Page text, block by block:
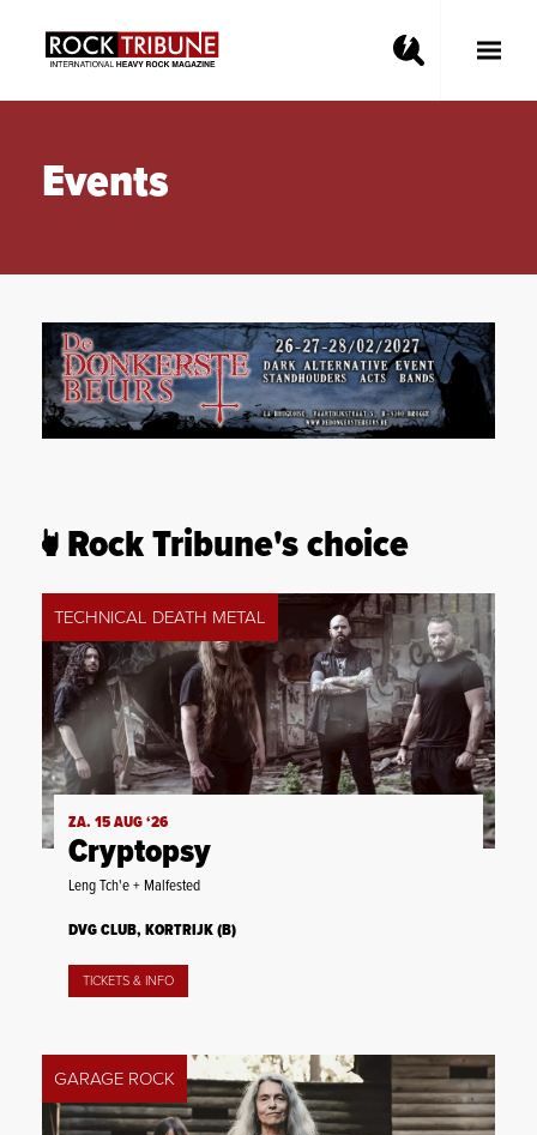
Toggle
Events
Rock Tribune's choice
TECHNICAL DEATH METAL
ZA. 15 AUG ‘26
Cryptopsy
Leng Tch'e + Malfested
DVG CLUB, KORTRIJK (B)
TICKETS & INFO
GARAGE ROCK